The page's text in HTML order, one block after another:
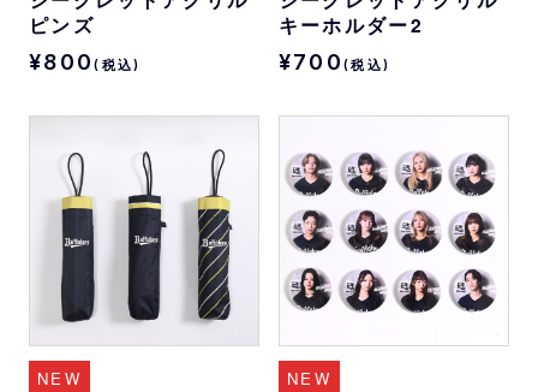
ピンズ
¥800(税込)
キーホルダー2
¥700(税込)
NEW NEW